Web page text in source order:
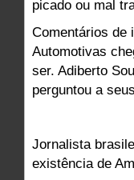
picado ou mal
Comentários de
Automotivas
ser. Adiberto
perguntou a
Jornalista
existência de